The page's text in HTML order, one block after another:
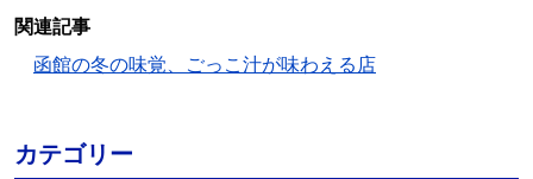
関連記事
函館の冬の味覚、ごっこ汁が味わえる店
カテゴリー